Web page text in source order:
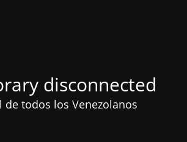
disconnected
de todos los Venezolanos